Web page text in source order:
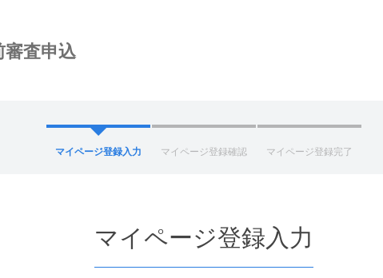
査申込
マイページ登録入力 マイページ登録確認 マイページ登録完了
マイページ登録入力